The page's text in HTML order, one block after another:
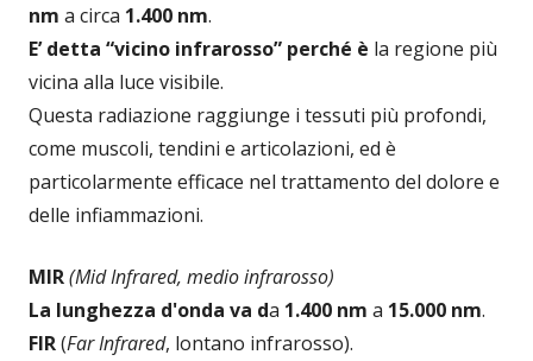
nm a circa 1.400 nm.
E’ detta “vicino infrarosso” perché è la regione più
vicina alla luce visibile.
Questa radiazione raggiunge i tessuti più profondi,
come muscoli, tendini e articolazioni, ed è
particolarmente efficace nel trattamento del dolore e
delle infiammazioni.
MIR(Mid Infrared, medio infrarosso)
La lunghezza d'onda va da 1.400 nm a 15.000 nm.
FIR(Far Infrared, lontano infrarosso).